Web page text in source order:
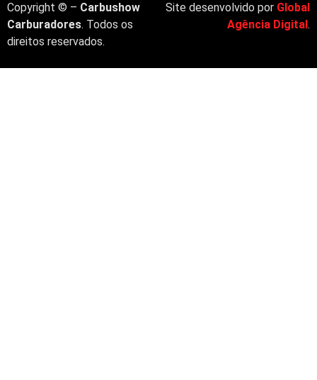
Copyright © – Carbushow
Carburadores. Todos os
direitos reservados.
Site desenvolvido por Global
Agência Digital .